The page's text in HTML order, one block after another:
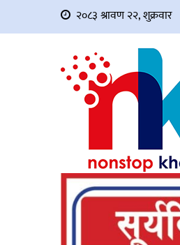
२०८३ श्रावण २२, शुक्रवार